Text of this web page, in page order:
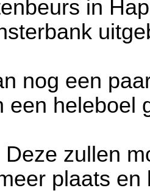
in
nog een
een heleboel
zullen
plaats